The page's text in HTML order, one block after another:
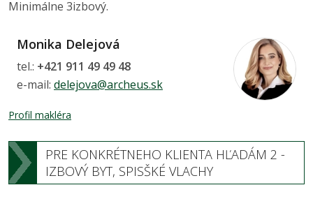
Minimálne 3izbový.
Monika Delejová
tel.: +421 911 49 49 48
e-mail: delejova@archeus.sk
Profil makléra
PRE KONKRÉTNEHO KLIENTA HĽADÁM 2 -
IZBOVÝ BYT, SPISŠKÉ VLACHY